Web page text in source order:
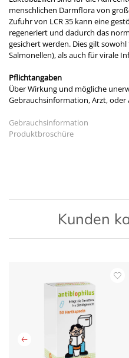
menschlichen Darmflora von
Zufuhr von LCR 35 kann eine
regeneriert und dadurch das
gesichert werden. Dies gilt
Salmonellen), als auch für virale
Pflichtangaben
Über Wirkung und mögliche
Gebrauchsinformation, Arzt, oder
Gebrauchsinformation
Produktbroschüre
Kunden